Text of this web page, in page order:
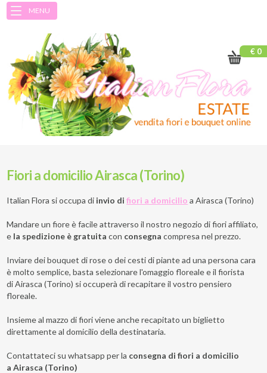
MENU
€ 0
Fiori a domicilio Airasca (Torino)
Italian Flora si occupa di invio difiori a domicilio a Airasca (Torino)
Mandare un fiore è facile attraverso il nostro negozio di fiori affiliato,
e la spedizione è gratuita con consegna compresa nel prezzo.
Inviare dei bouquet di rose o dei cesti di piante ad una persona cara
è molto semplice, basta selezionare l'omaggio floreale e il fiorista
di Airasca (Torino) si occuperà di recapitare il vostro pensiero
floreale.
Insieme al mazzo di fiori viene anche recapitato un biglietto
direttamente al domicilio della destinataria.
Contattateci su whatsapp per la consegna di fiori a domicilio
a Airasca (Torino)